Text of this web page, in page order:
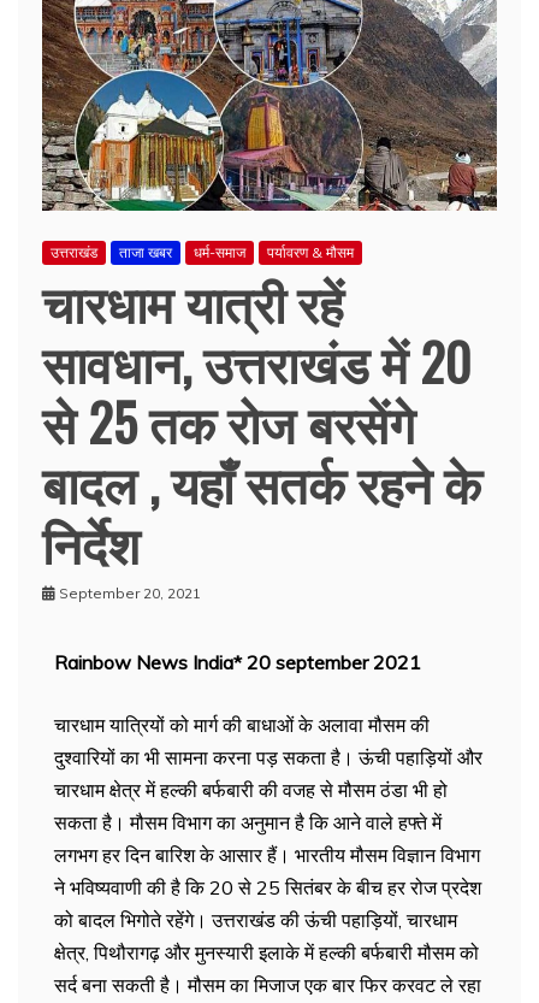
उत्तराखंड ताजा खबर धर्म-समाज पर्यावरण & मौसम
चारधाम यात्री रहें
सावधान, उत्तराखंड में 20
से 25 तक रोज बरसेंगे
बादल , यहाँ सतर्क रहने के
निर्देश
September 20, 2021
Rainbow News India* 20 september 2021
चारधाम यात्रियों को मार्ग की बाधाओं के अलावा मौसम की
दुश्वारियों का भी सामना करना पड़ सकता है। ऊंची पहाड़ियों और
चारधाम क्षेत्र में हल्की बर्फबारी की वजह से मौसम ठंडा भी हो
सकता है। मौसम विभाग का अनुमान है कि आने वाले हफ्ते में
लगभग हर दिन बारिश के आसार हैं। भारतीय मौसम विज्ञान विभाग
ने भविष्यवाणी की है कि 20 से 25 सितंबर के बीच हर रोज प्रदेश
को बादल भिगोते रहेंगे। उत्तराखंड की ऊंची पहाड़ियों, चारधाम
क्षेत्र, पिथौरागढ़ और मुनस्यारी इलाके में हल्की बर्फबारी मौसम को
सर्द बना सकती है। मौसम का मिजाज एक बार फिर करवट ले रहा